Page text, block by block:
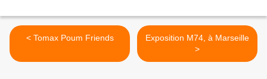
< Tomax Poum Friends
Exposition M74, à Marseille
>